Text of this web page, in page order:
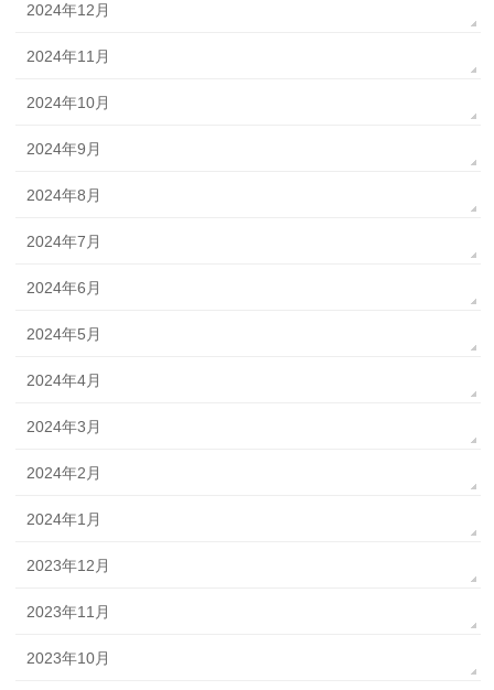
2024年12月
2024年11月
2024年10月
2024年9月
2024年8月
2024年7月
2024年6月
2024年5月
2024年4月
2024年3月
2024年2月
2024年1月
2023年12月
2023年11月
2023年10月